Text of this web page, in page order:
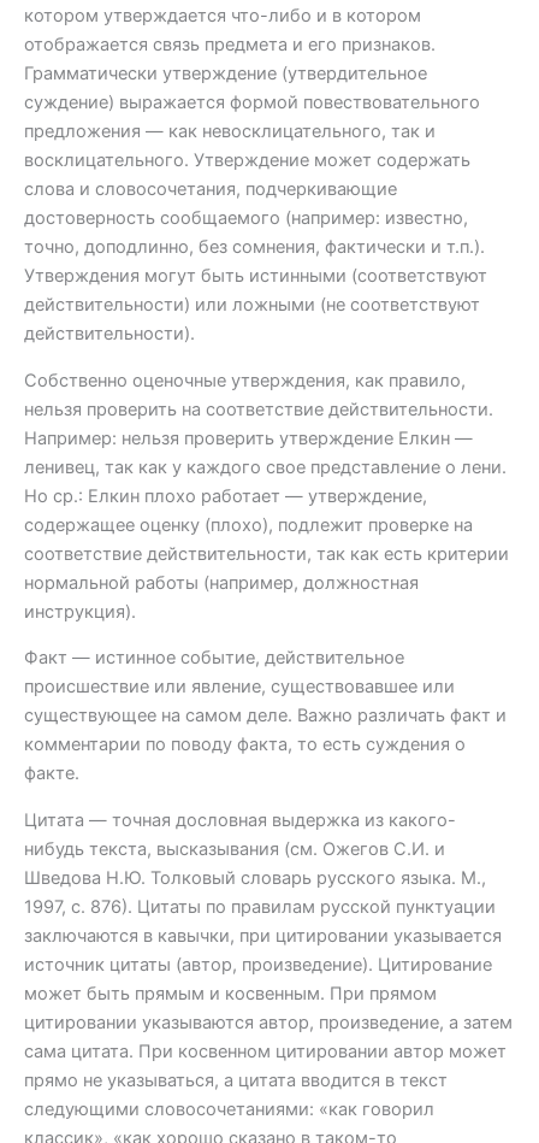
котором утверждается что-либо и в котором
отображается связь предмета и его признаков.
Грамматически утверждение (утвердительное
суждение) выражается формой повествовательного
предложения — как невосклицательного, так и
восклицательного. Утверждение может содержать
слова и словосочетания, подчеркивающие
достоверность сообщаемого (например: известно,
точно, доподлинно, без сомнения, фактически и т.п.).
Утверждения могут быть истинными (соответствуют
действительности) или ложными (не соответствуют
действительности).
Собственно оценочные утверждения, как правило,
нельзя проверить на соответствие действительности.
Например: нельзя проверить утверждение Елкин —
ленивец, так как у каждого свое представление о лени.
Но ср.: Елкин плохо работает — утверждение,
содержащее оценку (плохо), подлежит проверке на
соответствие действительности, так как есть критерии
нормальной работы (например, должностная
инструкция).
Факт — истинное событие, действительное
происшествие или явление, существовавшее или
существующее на самом деле. Важно различать факт и
комментарии по поводу факта, то есть суждения о
факте.
Цитата — точная дословная выдержка из какого-
нибудь текста, высказывания (см. Ожегов С.И. и
Шведова Н.Ю. Толковый словарь русского языка. М.,
1997, с. 876). Цитаты по правилам русской пунктуации
заключаются в кавычки, при цитировании указывается
источник цитаты (автор, произведение). Цитирование
может быть прямым и косвенным. При прямом
цитировании указываются автор, произведение, а затем
сама цитата. При косвенном цитировании автор может
прямо не указываться, а цитата вводится в текст
следующими словосочетаниями: «как говорил
классик», «как хорошо сказано в таком-то